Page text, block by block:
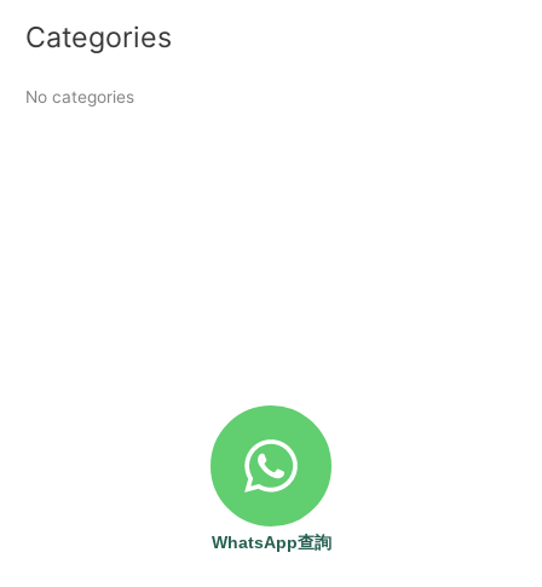
Categories
No categories
WhatsApp查詢